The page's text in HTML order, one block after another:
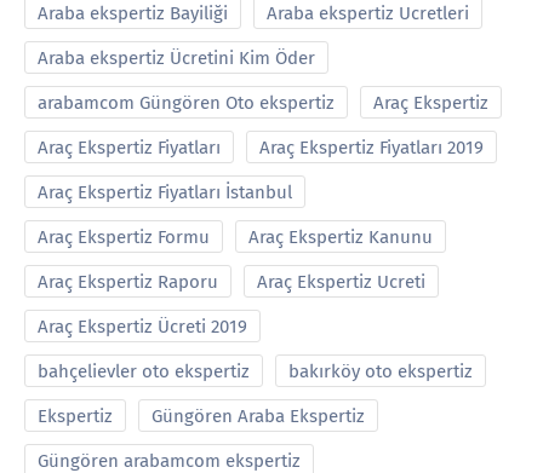
Araba ekspertiz Bayiliği Araba ekspertiz Ucretleri
Araba ekspertiz Ücretini Kim Öder
arabamcom Güngören Oto ekspertiz Araç Ekspertiz
Araç Ekspertiz Fiyatları Araç Ekspertiz Fiyatları 2019
Araç Ekspertiz Fiyatları İstanbul
Araç Ekspertiz Formu Araç Ekspertiz Kanunu
Araç Ekspertiz Raporu Araç Ekspertiz Ucreti
Araç Ekspertiz Ücreti 2019
bahçelievler oto ekspertiz bakırköy oto ekspertiz
Ekspertiz Güngören Araba Ekspertiz
Güngören arabamcom ekspertiz